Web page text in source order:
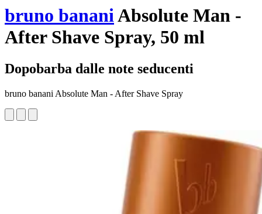
bruno bananiAbsolute Man -
After Shave Spray, 50 ml
Dopobarba dalle note seducenti
bruno banani Absolute Man - After Shave Spray